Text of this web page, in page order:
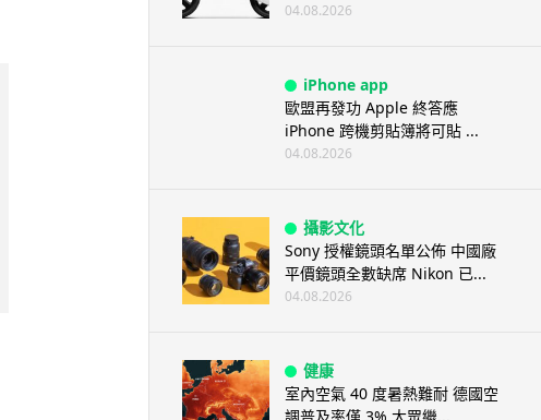
04.08.2026
iPhone app
歐盟再發功 Apple 終答應
iPhone 跨機剪貼簿將可貼 ...
04.08.2026
攝影文化
Sony 授權鏡頭名單公佈 中國廠
平價鏡頭全數缺席 Nikon 已...
04.08.2026
健康
室內空氣 40 度暑熱難耐 德國空